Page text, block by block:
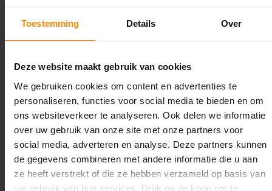
Toestemming Details Over
Deze website maakt gebruik van cookies
We gebruiken cookies om content en advertenties te
personaliseren, functies voor social media te bieden en om
ons websiteverkeer te analyseren. Ook delen we informatie
over uw gebruik van onze site met onze partners voor
social media, adverteren en analyse. Deze partners kunnen
de gegevens combineren met andere informatie die u aan
ze heeft verstrekt of die ze hebben verzameld op basis van
uw gebruik van hun services. Druk op de knop om te
Maximale jukbelasting:
12344 kg
Oplossing op maat nodig?